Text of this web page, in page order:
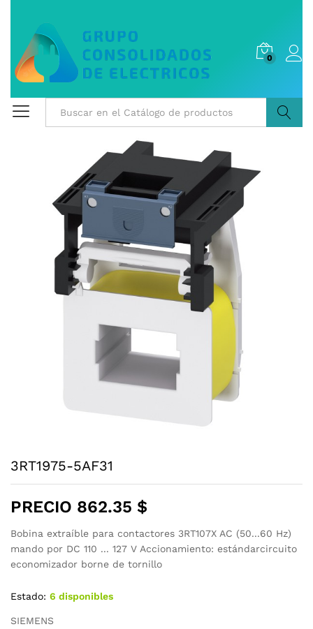
0
3RT1975-5AF31
PRECIO 862.35 $
Bobina extraíble para contactores 3RT107X AC (50...60 Hz)
mando por DC 110 ... 127 V Accionamiento: estándarcircuito
economizador borne de tornillo
Estado: 6 disponibles
SIEMENS